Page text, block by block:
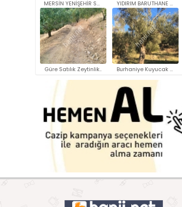
MERSİN YENİŞEHİR SATILIK TİCAR.. YIDIRIM BARUTHANE SATILIK ARSA..
Güre Satılık Zeytinlik.. Burhaniye Kuyucak Satılık zeyt..